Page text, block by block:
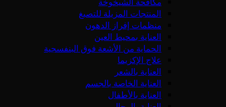
المنتجات المزيلة للتصبغ
منظمات إفراز الدهون
العناية بمحيط العين
الحماية من الأشعة فوق البنفسجية
علاج الإكزيما
العناية بالشعر
العناية الخاصة بالجسم
العناية بالأطفال